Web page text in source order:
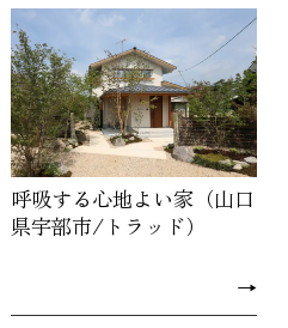
呼吸する心地よい家（山口
県宇部市/トラッド）
→